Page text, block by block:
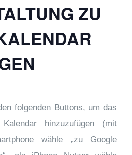
ZU
folgenden Buttons, um das
hinzuzufügen (mit
wähle „zu Google